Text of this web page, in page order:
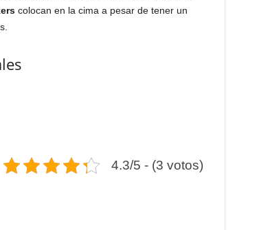
colocan en la cima a pesar de tener un
4.3/5 - (3 votos)